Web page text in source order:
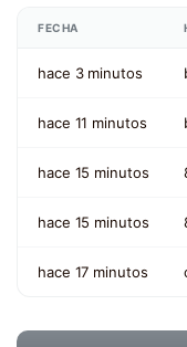
FECHA
hace 3 minutos
hace 11 minutos
hace 15 minutos
hace 15 minutos
hace 17 minutos